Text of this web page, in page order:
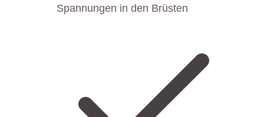
Spannungen in den Brüsten